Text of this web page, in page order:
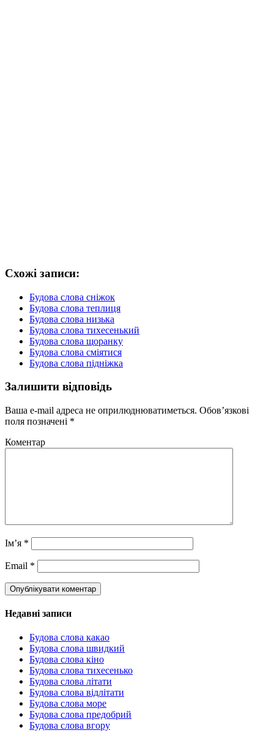
Схожі записи:
Будова слова сніжок
Будова слова теплиця
Будова слова низька
Будова слова тихесенький
Будова слова щоранку
Будова слова сміятися
Будова слова підніжка
Залишити відповідь
Ваша e-mail адреса не оприлюднюватиметься. Обов’язкові
поля позначені *
Коментар
Ім’я *
Email *
Недавні записи
Будова слова какао
Будова слова швидкий
Будова слова кіно
Будова слова тихесенько
Будова слова літати
Будова слова відлітати
Будова слова море
Будова слова предобрий
Будова слова вгору